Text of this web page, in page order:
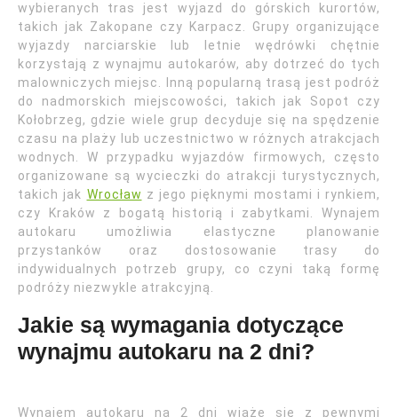
wybieranych tras jest wyjazd do górskich kurortów,
takich jak Zakopane czy Karpacz. Grupy organizujące
wyjazdy narciarskie lub letnie wędrówki chętnie
korzystają z wynajmu autokarów, aby dotrzeć do tych
malowniczych miejsc. Inną popularną trasą jest podróż
do nadmorskich miejscowości, takich jak Sopot czy
Kołobrzeg, gdzie wiele grup decyduje się na spędzenie
czasu na plaży lub uczestnictwo w różnych atrakcjach
wodnych. W przypadku wyjazdów firmowych, często
organizowane są wycieczki do atrakcji turystycznych,
takich jak Wrocław z jego pięknymi mostami i rynkiem,
czy Kraków z bogatą historią i zabytkami. Wynajem
autokaru umożliwia elastyczne planowanie
przystanków oraz dostosowanie trasy do
indywidualnych potrzeb grupy, co czyni taką formę
podróży niezwykle atrakcyjną.
Jakie są wymagania dotyczące
wynajmu autokaru na 2 dni?
Wynajem autokaru na 2 dni wiąże się z pewnymi